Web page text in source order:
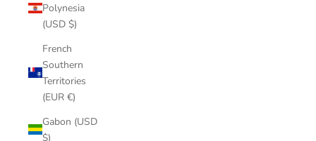
Polynesia
(USD $)
French
Southern
Territories
(EUR €)
Gabon (USD
$)